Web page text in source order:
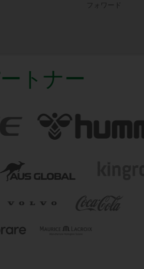
フォワード
トナー